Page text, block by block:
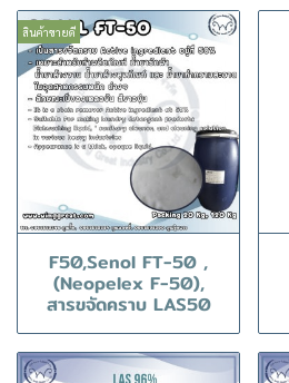
สินค้าขายดี
F50,Senol FT-50 ,
(Neopelex F-50),
สารขจัดคราบ LAS50